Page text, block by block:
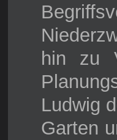
hin zu
Ludwig
Garten